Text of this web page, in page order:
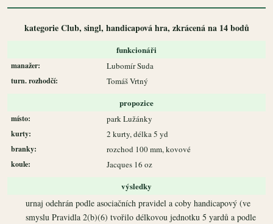
kategorie Club, singl, handicapová hra, zkrácená na 14 bodů
funkcionáři
manažer: Lubomír Suda
turn. rozhodčí: Tomáš Vrtný
propozice
místo: park Lužánky
kurty: 2 kurty, délka 5 yd
branky: rozchod 100 mm, kovové
koule: Jacques 16 oz
výsledky
urnaj odehrán podle asociačních pravidel a coby handicapový (ve
smyslu Pravidla 2(b)(6) tvořilo délkovou jednotku 5 yardů a podle